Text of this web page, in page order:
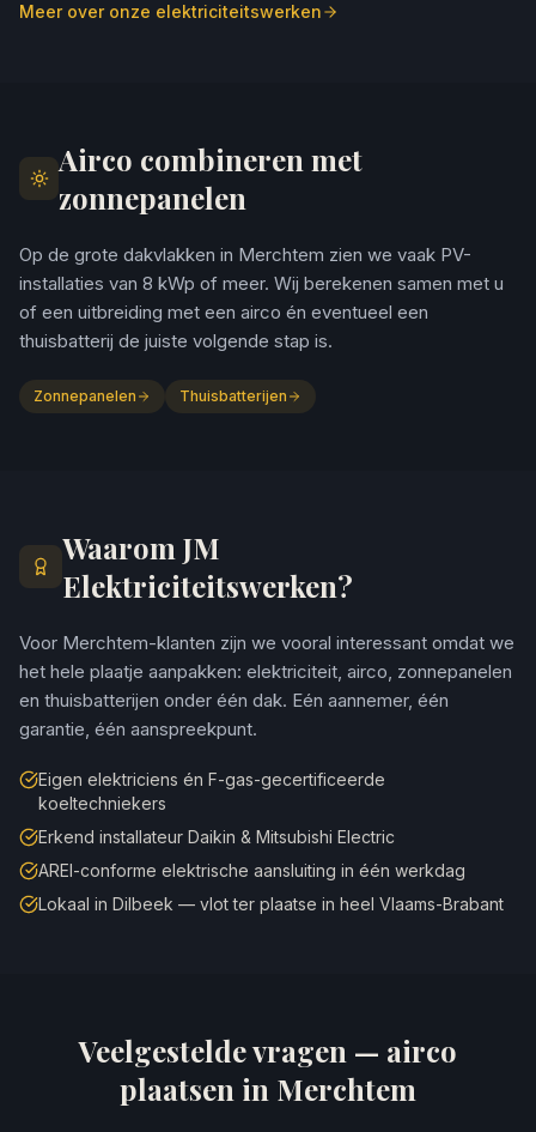
Meer over onze elektriciteitswerken
Airco combineren met
zonnepanelen
Op de grote dakvlakken in Merchtem zien we vaak PV-
installaties van 8 kWp of meer. Wij berekenen samen met u
of een uitbreiding met een airco én eventueel een
thuisbatterij de juiste volgende stap is.
Zonnepanelen Thuisbatterijen
Waarom JM
Elektriciteitswerken?
Voor Merchtem-klanten zijn we vooral interessant omdat we
het hele plaatje aanpakken: elektriciteit, airco, zonnepanelen
en thuisbatterijen onder één dak. Eén aannemer, één
garantie, één aanspreekpunt.
Eigen elektriciens én F-gas-gecertificeerde
koeltechniekers
Erkend installateur Daikin & Mitsubishi Electric
AREI-conforme elektrische aansluiting in één werkdag
Lokaal in Dilbeek — vlot ter plaatse in heel Vlaams-Brabant
Veelgestelde vragen — airco
plaatsen in Merchtem